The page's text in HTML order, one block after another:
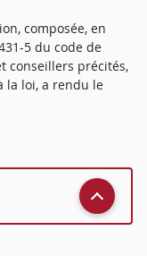
composée, en
5 du code de
conseillers précités,
la loi, a rendu le